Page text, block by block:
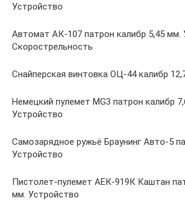
Устройство
Автомат АК-107 патрон калибр 5,45 мм.
Скорострельность
Снайперская винтовка ОЦ-44 калибр
Немецкий пулемет MG3 патрон калибр
Устройство
Самозарядное ружьё Браунинг Авто-5
Устройство
Пистолет-пулемет АЕК-919К Каштан
мм. Устройство